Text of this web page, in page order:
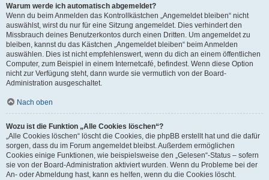
Warum werde ich automatisch abgemeldet?
Wenn du beim Anmelden das Kontrollkästchen „Angemeldet bleiben“ nicht
auswählst, wirst du nur für eine Sitzung angemeldet. Dies verhindert den
Missbrauch deines Benutzerkontos durch einen Dritten. Um angemeldet zu
bleiben, kannst du das Kästchen „Angemeldet bleiben“ beim Anmelden
auswählen. Dies ist nicht empfehlenswert, wenn du dich an einem öffentlichen
Computer, zum Beispiel in einem Internetcafé, befindest. Wenn diese Option
nicht zur Verfügung steht, dann wurde sie vermutlich von der Board-
Administration ausgeschaltet.
Nach oben
Wozu ist die Funktion „Alle Cookies löschen“?
„Alle Cookies löschen“ löscht die Cookies, die phpBB erstellt hat und die dafür
sorgen, dass du im Forum angemeldet bleibst. Außerdem ermöglichen
Cookies einige Funktionen, wie beispielsweise den „Gelesen“-Status – sofern
sie von der Board-Administration aktiviert wurden. Wenn du Probleme bei der
An- oder Abmeldung hast, kann es helfen, wenn du die Cookies löscht.